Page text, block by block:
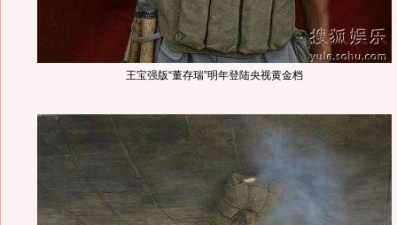
王宝强版“董存瑞”明年登陆央视黄金档